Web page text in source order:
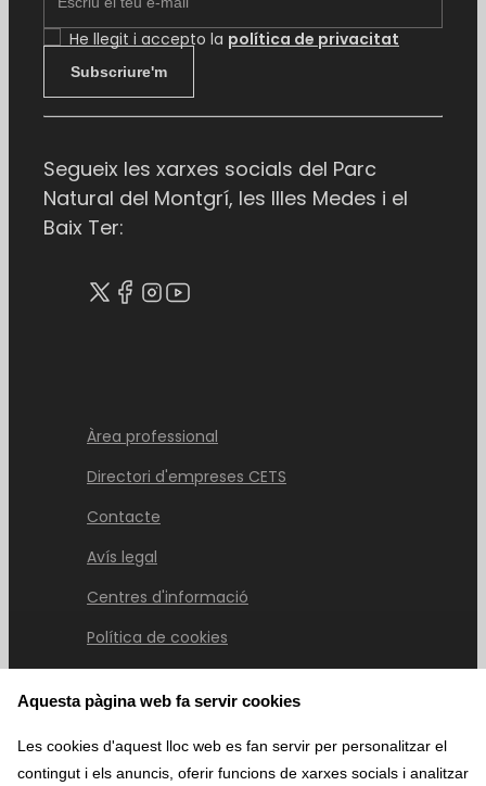
He llegit i accepto la política de privacitat
Subscriure'm
Segueix les xarxes socials del Parc
Natural del Montgrí, les Illes Medes i el
Baix Ter:
Àrea professional
Directori d'empreses CETS
Contacte
Avís legal
Centres d'informació
Política de cookies
Últimes notícies
Aquesta pàgina web fa servir cookies
Les cookies d'aquest lloc web es fan servir per personalitzar el
contingut i els anuncis, oferir funcions de xarxes socials i analitzar